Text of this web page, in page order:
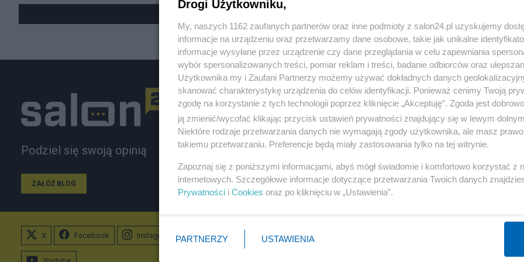
Podziel się swoją opinią
ZAŁÓŻ BLOG
Polityka
PiS
Rząd
NATO
KO
Gospodarka
Biznes
Pieniądze
Centralny Port Komunikacyjny
Inwestycje
Podatki
X Facebook Instagram
Youtube
Drogi Użytkowniku,
My, naszych 1162 zaufanych partnerów oraz inne podmioty z salon24.pl uzyskujemy
informacje na urządzeniu oraz przetwarzamy dane osobowe, takie jak unikalne
informacje wysyłane przez urządzenie czy dane przeglądania w celu zapewniania
wybór spersonalizowanych treści, pomiar reklam i treści, badanie odbiorców oraz
Użytkownika my i Zaufani Partnerzy możemy używać dokładnych danych
skanować charakterystykę urządzenia do celów identyfikacji. Ponieważ cenimy Twoją
zgodę na korzystanie z tych technologii poprzez kliknięcie „Akceptuję”. Zgoda jest
ją zmienić/wycofać klikając przycisk ustawień prywatności znajdujący się w lewym
Niektóre rodzaje przetwarzania danych nie wymagają zgody użytkownika, ale masz
takiemu przetwarzaniu. Preferencje będą miały zastosowania tylko na tej witrynie.
Zapoznaj się z poniższymi informacjami, abyś mógł świadomie i komfortowo korzystać z
internetowych. Szczegółowe informacje dotyczące przetwarzania Twoich danych
Prywatności i Cookies oraz po kliknięciu w „Ustawienia”.
PARTNERZY USTAWIENIA